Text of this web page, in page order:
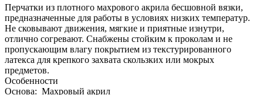
Перчатки из плотного махрового акрила бесшовной вязки,
предназначенные для работы в условиях низких температур.
Не сковывают движения, мягкие и приятные изнутри,
отлично согревают. Снабжены стойким к проколам и не
пропускающим влагу покрытием из текстурированного
латекса для крепкого захвата скользких или мокрых
предметов.
Особенности
Основа: Махровый акрил